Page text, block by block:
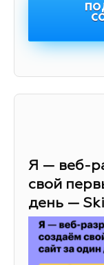
Я — веб-
свой
день —